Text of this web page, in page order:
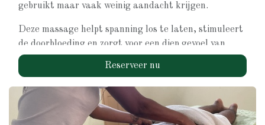
gebruikt maar vaak weinig aandacht krijgen.
Deze massage helpt spanning los te laten, stimuleert
de doorbloeding en zorgt voor een diep gevoel van
ontspanning. Ideaal voor wie lichamelijke
vermoeidheid ervaart of mentale rust zoekt.
Deze massage is geschikt als je:
Veel met je handen werkt
Reserveer nu